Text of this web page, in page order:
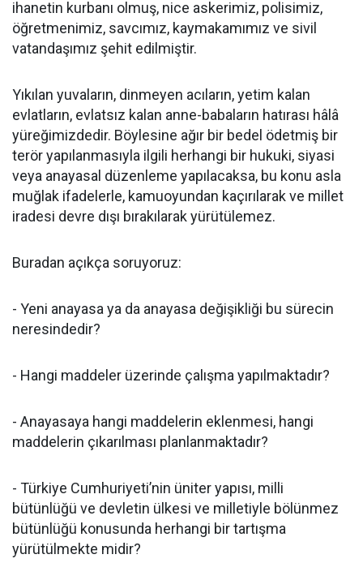
ihanetin kurbanı olmuş, nice askerimiz, polisimiz,
öğretmenimiz, savcımız, kaymakamımız ve sivil
vatandaşımız şehit edilmiştir.
Yıkılan yuvaların, dinmeyen acıların, yetim kalan
evlatların, evlatsız kalan anne-babaların hatırası hâlâ
yüreğimizdedir. Böylesine ağır bir bedel ödetmiş bir
terör yapılanmasıyla ilgili herhangi bir hukuki, siyasi
veya anayasal düzenleme yapılacaksa, bu konu asla
muğlak ifadelerle, kamuoyundan kaçırılarak ve millet
iradesi devre dışı bırakılarak yürütülemez.
Buradan açıkça soruyoruz:
- Yeni anayasa ya da anayasa değişikliği bu sürecin
neresindedir?
- Hangi maddeler üzerinde çalışma yapılmaktadır?
- Anayasaya hangi maddelerin eklenmesi, hangi
maddelerin çıkarılması planlanmaktadır?
- Türkiye Cumhuriyeti’nin üniter yapısı, milli
bütünlüğü ve devletin ülkesi ve milletiyle bölünmez
bütünlüğü konusunda herhangi bir tartışma
yürütülmekte midir?